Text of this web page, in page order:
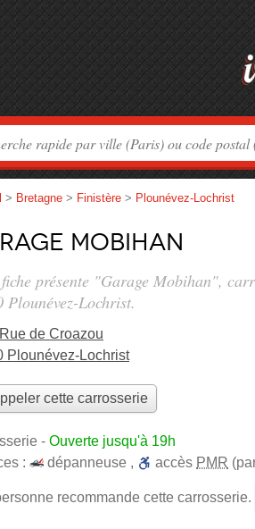
> Bretagne > Finistère > Plounévez-Lochrist
Mobihan
présente "Garage Mobihan",
Plounévez-Lochrist.
de Croazou
Plounévez-Lochrist
cette carrosserie
- Ouverte jusqu'à 19h
:
dépanneuse , accès PMR
recommande cette carrosserie.